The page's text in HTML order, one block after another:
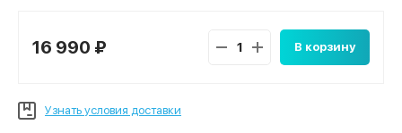
16 990 ₽ В корзину
Узнать условия доставки